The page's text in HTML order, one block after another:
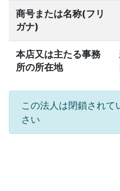
商号または名称(フリ
ガナ)
本店又は主たる事務
所の所在地
この法人は閉鎖されて
さい